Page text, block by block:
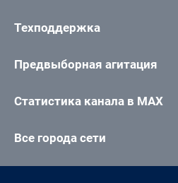
Техподдержка
Предвыборная агитация
Статистика канала в MAX
Все города сети